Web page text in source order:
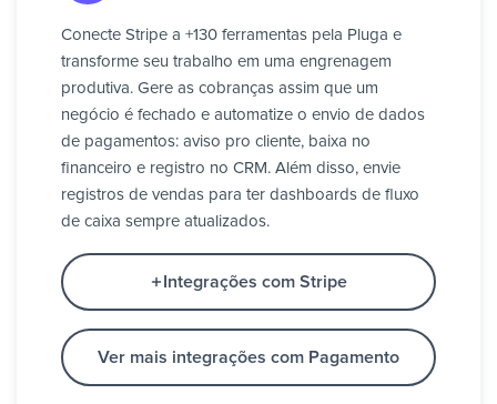
Conecte Stripe a +130 ferramentas pela Pluga e
transforme seu trabalho em uma engrenagem
produtiva. Gere as cobranças assim que um
negócio é fechado e automatize o envio de dados
de pagamentos: aviso pro cliente, baixa no
financeiro e registro no CRM. Além disso, envie
registros de vendas para ter dashboards de fluxo
de caixa sempre atualizados.
Integrações com Stripe
Ver mais integrações com Pagamento